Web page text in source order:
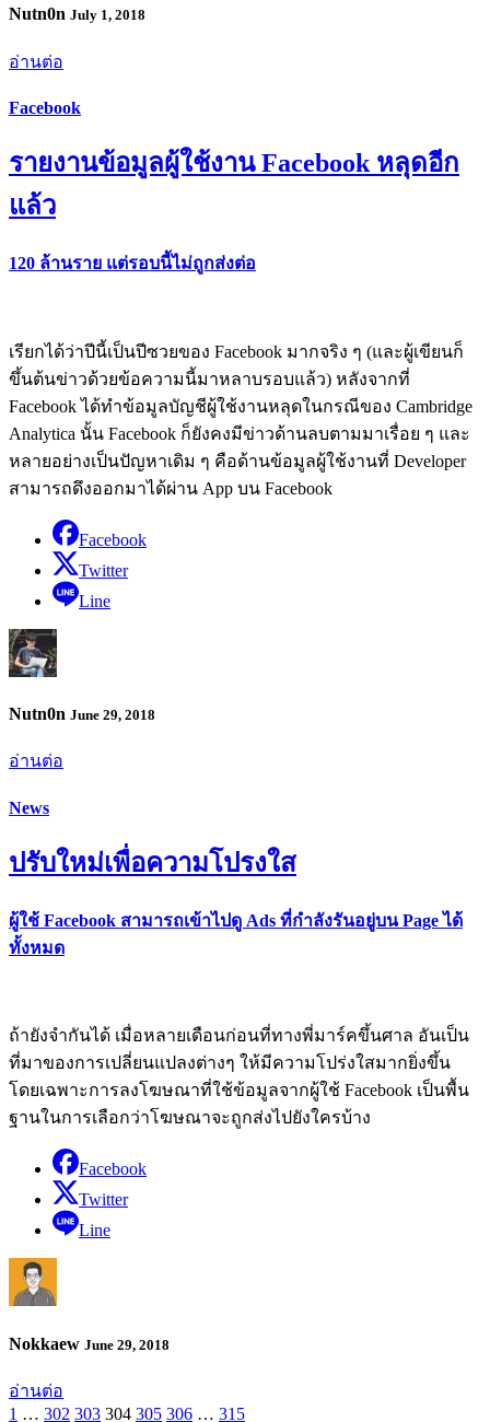
Nutn0n July 1, 2018
อ่านต่อ
Facebook
รายงานข้อมูลผู้ใช้งาน Facebook หลุดอีก
แล้ว
120 ล้านราย แต่รอบนี้ไม่ถูกส่งต่อ
เรียกได้ว่าปีนี้เป็นปีซวยของ Facebook มากจริง ๆ (และผู้เขียนก็
ขึ้นต้นข่าวด้วยข้อความนี้มาหลาบรอบแล้ว) หลังจากที่
Facebook ได้ทำข้อมูลบัญชีผู้ใช้งานหลุดในกรณีของ Cambridge
Analytica นั้น Facebook ก็ยังคงมีข่าวด้านลบตามมาเรื่อย ๆ และ
หลายอย่างเป็นปัญหาเดิม ๆ คือด้านข้อมูลผู้ใช้งานที่ Developer
สามารถดึงออกมาได้ผ่าน App บน Facebook
Facebook
Twitter
Line
Nutn0n June 29, 2018
อ่านต่อ
News
ปรับใหม่เพื่อความโปรงใส
ผู้ใช้ Facebook สามารถเข้าไปดู Ads ที่กำลังรันอยู่บน Page ได้
ทั้งหมด
ถ้ายังจำกันได้ เมื่อหลายเดือนก่อนที่ทางพี่มาร์คขึ้นศาล อันเป็น
ที่มาของการเปลี่ยนแปลงต่างๆ ให้มีความโปร่งใสมากยิ่งขึ้น
โดยเฉพาะการลงโฆษณาที่ใช้ข้อมูลจากผู้ใช้ Facebook เป็นพื้น
ฐานในการเลือกว่าโฆษณาจะถูกส่งไปยังใครบ้าง
Facebook
Twitter
Line
Nokkaew June 29, 2018
อ่านต่อ
1 … 302 303 304 305 306 … 315